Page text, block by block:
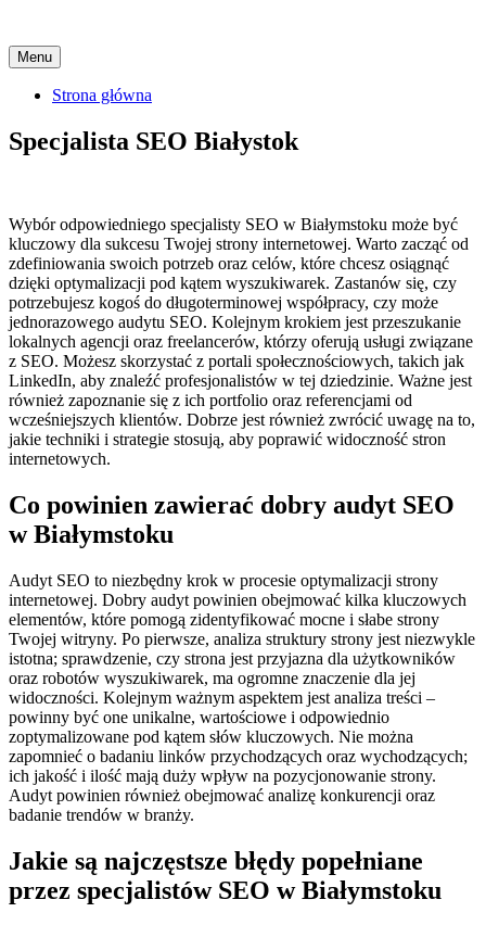
Menu Skip
to
content
Strona główna
Specjalista SEO Białystok
Wybór odpowiedniego specjalisty SEO w Białymstoku może być
kluczowy dla sukcesu Twojej strony internetowej. Warto zacząć od
zdefiniowania swoich potrzeb oraz celów, które chcesz osiągnąć
dzięki optymalizacji pod kątem wyszukiwarek. Zastanów się, czy
potrzebujesz kogoś do długoterminowej współpracy, czy może
jednorazowego audytu SEO. Kolejnym krokiem jest przeszukanie
lokalnych agencji oraz freelancerów, którzy oferują usługi związane
z SEO. Możesz skorzystać z portali społecznościowych, takich jak
LinkedIn, aby znaleźć profesjonalistów w tej dziedzinie. Ważne jest
również zapoznanie się z ich portfolio oraz referencjami od
wcześniejszych klientów. Dobrze jest również zwrócić uwagę na to,
jakie techniki i strategie stosują, aby poprawić widoczność stron
internetowych.
Co powinien zawierać dobry audyt SEO
w Białymstoku
Audyt SEO to niezbędny krok w procesie optymalizacji strony
internetowej. Dobry audyt powinien obejmować kilka kluczowych
elementów, które pomogą zidentyfikować mocne i słabe strony
Twojej witryny. Po pierwsze, analiza struktury strony jest niezwykle
istotna; sprawdzenie, czy strona jest przyjazna dla użytkowników
oraz robotów wyszukiwarek, ma ogromne znaczenie dla jej
widoczności. Kolejnym ważnym aspektem jest analiza treści –
powinny być one unikalne, wartościowe i odpowiednio
zoptymalizowane pod kątem słów kluczowych. Nie można
zapomnieć o badaniu linków przychodzących oraz wychodzących;
ich jakość i ilość mają duży wpływ na pozycjonowanie strony.
Audyt powinien również obejmować analizę konkurencji oraz
badanie trendów w branży.
Jakie są najczęstsze błędy popełniane
przez specjalistów SEO w Białymstoku